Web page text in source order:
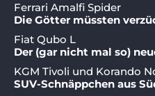
Ferrari Amalfi Spider
Die Götter müssten
Fiat Qubo L
Der (gar nicht mal so)
KGM Tivoli und Korando
SUV-Schnäppchen aus